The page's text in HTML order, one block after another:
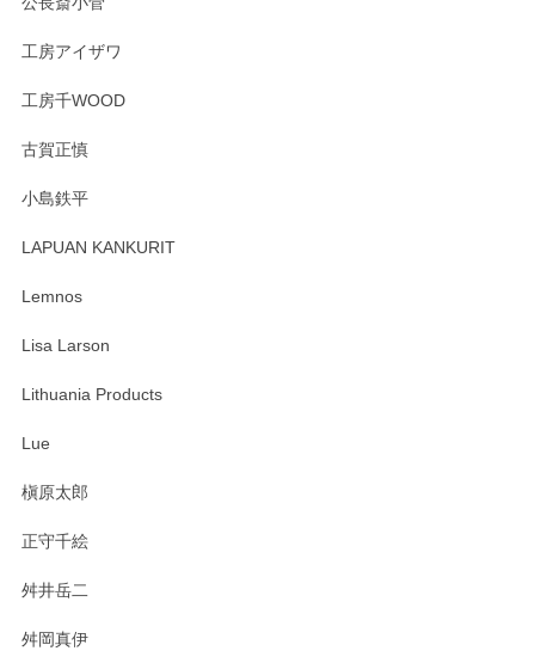
す。 素敵な湯呑みでとても気に入りました。 発送も早く、
たm(_)m
います。無事に届いたようで安心いたしまし
工房アイザワ
工房千WOOD
古賀正慎
小島鉄平
LAPUAN KANKURIT
Lemnos
Lisa Larson
Lithuania Products
Lue
槇原太郎
正守千絵
舛井岳二
舛岡真伊